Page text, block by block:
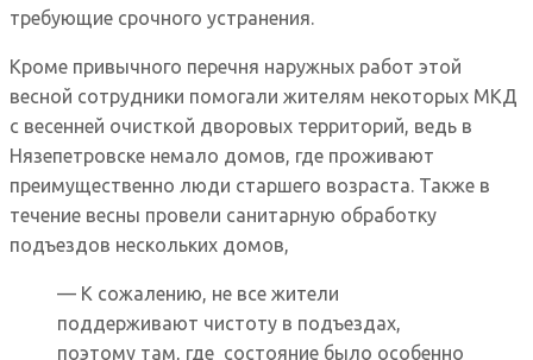
требующие срочного устранения.
Кроме привычного перечня наружных работ этой
весной сотрудники помогали жителям некоторых МКД
с весенней очисткой дворовых территорий, ведь в
Нязепетровске немало домов, где проживают
преимущественно люди старшего возраста. Также в
течение весны провели санитарную обработку
подъездов нескольких домов,
— К сожалению, не все жители
поддерживают чистоту в подъездах,
поэтому там, где состояние было особенно